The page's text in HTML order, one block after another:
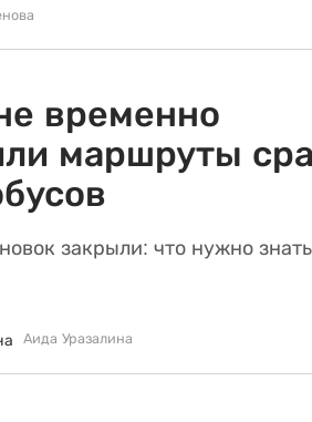
временно
маршруты
закрыли: что нужно знать
Аида Уразалина